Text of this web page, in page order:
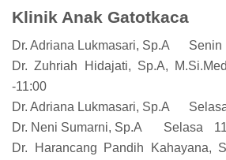
Klinik Anak Gatotkaca
Dr. Adriana Lukmasari, Sp.A Senin
Dr. Zuhriah Hidajati, Sp.A, M.Si.Med
-11:00
Dr. Adriana Lukmasari, Sp.A
Dr. Neni Sumarni, Sp.A
Selasa
Dr. Harancang Pandih Kahayana,